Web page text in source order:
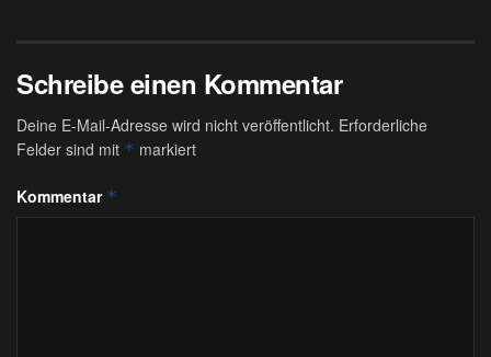
Schreibe einen Kommentar
Deine E-Mail-Adresse wird nicht veröffentlicht. Erforderliche
Felder sind mit * markiert
Kommentar *